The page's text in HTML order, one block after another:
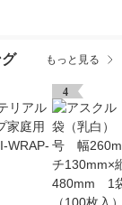
もっと見る
4